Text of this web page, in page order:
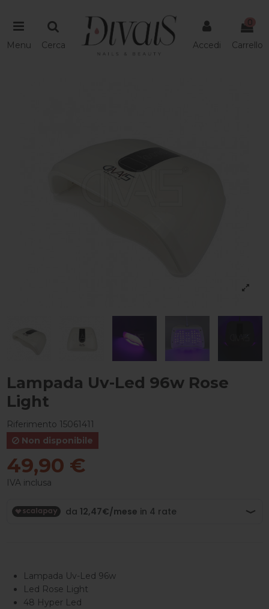
Menu Cerca Accedi
0
Carrello
Lampada Uv-Led 96w Rose
Light
Riferimento 15061411
Non disponibile
49,90 €
IVA inclusa
Lampada Uv-Led 96w
Led Rose Light
48 Hyper Led